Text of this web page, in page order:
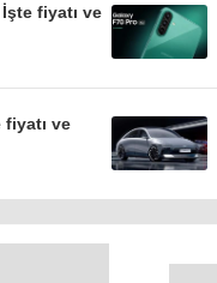
fiyatı ve
ve